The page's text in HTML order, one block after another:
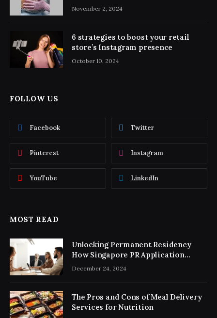
November 2, 2024
6 strategies to boost your retail
store’s Instagram presence
October 10, 2024
FOLLOW US
Facebook Twitter
Pinterest Instagram
YouTube LinkedIn
MOST READ
Unlocking Permanent Residency
How Singapore PR Application
Consultancy Simplifies the Process
December 24, 2024
The Pros and Cons of Meal Delivery
Services for Nutrition